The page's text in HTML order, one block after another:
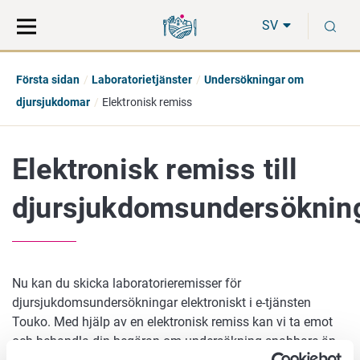
direkt
till
på
hela
SV
Första sidan Laboratorietjänster
Undersökningar om
djursjukdomar
Elektronisk remiss
Elektronisk remiss till
Nu kan du skicka laboratorieremisser för
djursjukdomsundersökningar elektroniskt i e-tjänsten
Touko. Med hjälp av en elektronisk remiss kan vi ta emot
och behandla din begäran om undersökning snabbare än